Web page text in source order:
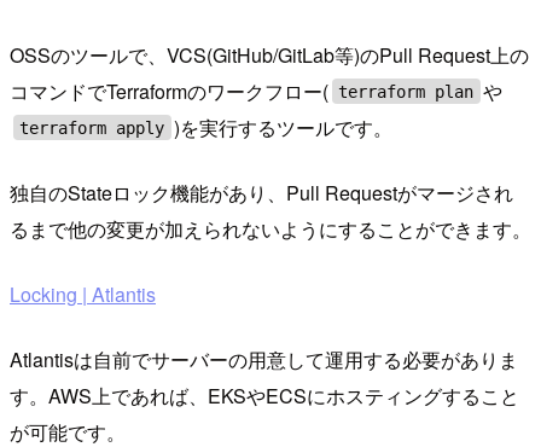
OSSのツールで、VCS(GitHub/GitLab等)のPull Request上の
コマンドでTerraformのワークフロー( terraform plan や
terraform apply )を実行するツールです。
独自のStateロック機能があり、Pull Requestがマージされ
るまで他の変更が加えられないようにすることができます。
Locking | Atlantis
Atlantisは自前でサーバーの用意して運用する必要がありま
す。AWS上であれば、EKSやECSにホスティングすること
が可能です。